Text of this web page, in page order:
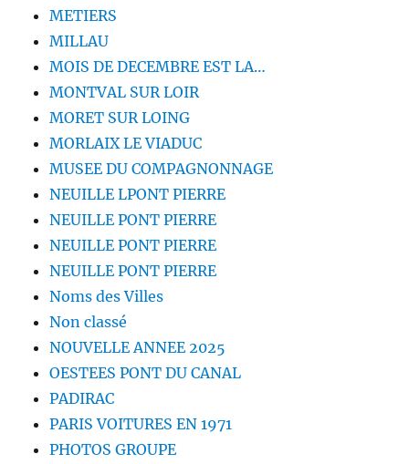
METIERS
MILLAU
MOIS DE DECEMBRE EST LA…
MONTVAL SUR LOIR
MORET SUR LOING
MORLAIX LE VIADUC
MUSEE DU COMPAGNONNAGE
NEUILLE LPONT PIERRE
NEUILLE PONT PIERRE
NEUILLE PONT PIERRE
NEUILLE PONT PIERRE
Noms des Villes
Non classé
NOUVELLE ANNEE 2025
OESTEES PONT DU CANAL
PADIRAC
PARIS VOITURES EN 1971
PHOTOS GROUPE